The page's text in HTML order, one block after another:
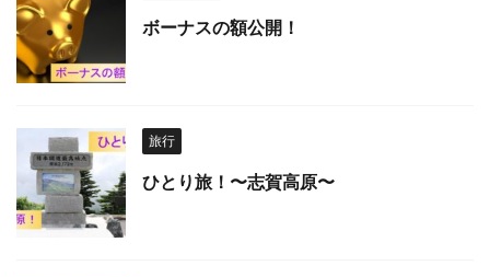
ボーナスの額公開！
旅行
ひとり旅！〜志賀高原〜